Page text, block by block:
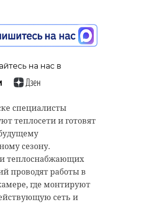
на нас в
специалисты
теплосети и готовят
сезону.
теплоснабжающих
проводят работы в
где монтируют
сеть и